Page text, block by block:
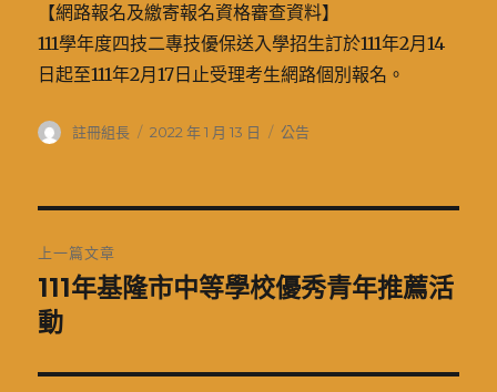
【網路報名及繳寄報名資格審查資料】
111學年度四技二專技優保送入學招生訂於111年2月14
日起至111年2月17日止受理考生網路個別報名。
作
註冊組長
發
2022 年 1 月 13 日
分
公告
章
導
覽
上一篇文章
上
一
文
111年基隆市中等學校優秀青年推薦活
動